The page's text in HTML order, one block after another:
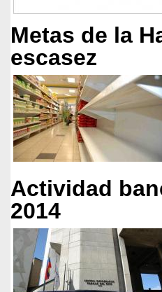
Metas de la
escasez
Actividad
2014